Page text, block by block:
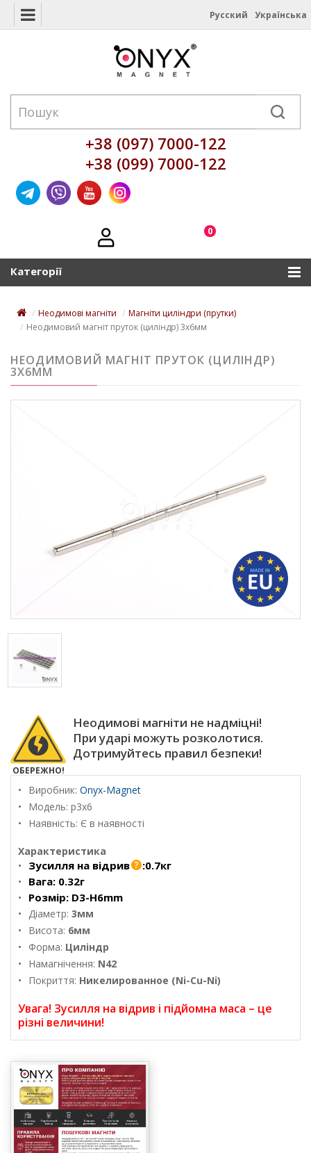
Русский Українська
+38 (097) 7000-122
+38 (099) 7000-122
0
Категорії
Неодимові магніти
Магніти циліндри (прутки)
Неодимовий магніт пруток (циліндр) 3х6мм
НЕОДИМОВИЙ МАГНІТ ПРУТОК (ЦИЛІНДР)
3Х6ММ
ОБЕРЕЖНО!
Неодимові магніти не надміцні!
При ударі можуть розколотися.
Дотримуйтесь правил безпеки!
Виробник: Onyx-Magnet
Модель: p3x6
Наявність: Є в наявності
Характеристика
Зусилля на відрив :0.7кг
Вага: 0.32г
Розмір: D3-H6mm
Діаметр: 3мм
Висота: 6мм
Форма: Циліндр
Намагнічення: N42
Покриття: Никелированное (Ni-Cu-Ni)
Увага! Зусилля на відрив і підйомна маса – це
різні величини!